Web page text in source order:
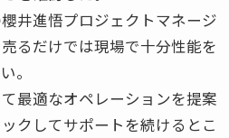
井進悟プロジェクトマネージ
るだけでは現場で十分性能を
。
最適なオペレーションを提案
クしてサポートを続けるとこ